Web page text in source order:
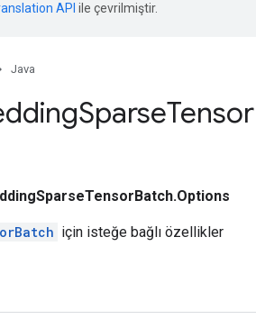
API ile çevrilmiştir.
Java
SparseTensor
için isteğe bağlı özellikler